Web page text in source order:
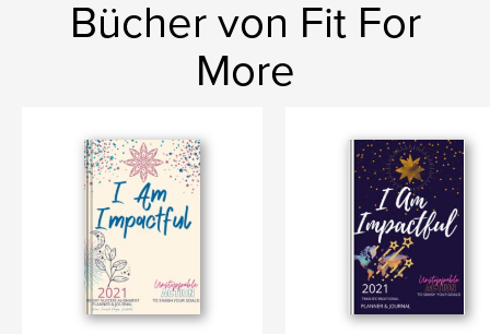
Bücher von Fit For
More